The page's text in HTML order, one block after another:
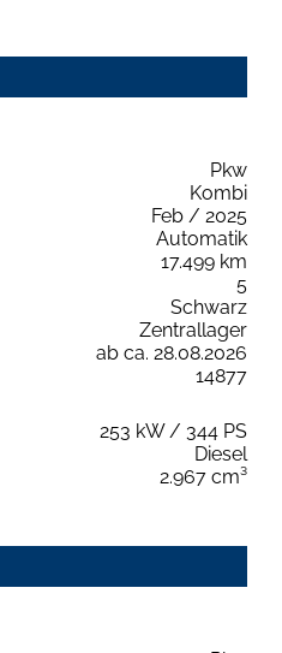
Pkw
Kombi
Feb / 2025
Automatik
17.499 km
5
Schwarz
Zentrallager
ab ca. 28.08.2026
14877
253 kW / 344 PS
Diesel
2.967 cm³